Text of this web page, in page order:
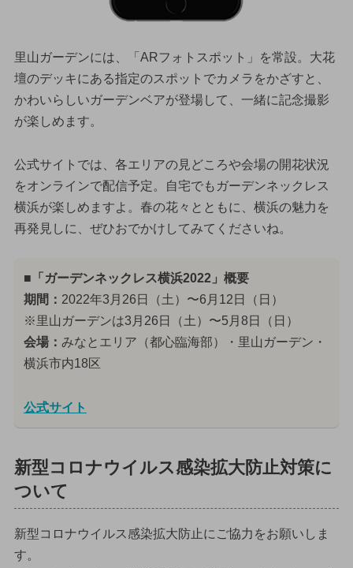
里山ガーデンには、「ARフォトスポット」を常設。大花
壇のデッキにある指定のスポットでカメラをかざすと、
かわいらしいガーデンベアが登場して、一緒に記念撮影
が楽しめます。
公式サイトでは、各エリアの見どころや会場の開花状況
をオンラインで配信予定。自宅でもガーデンネックレス
横浜が楽しめますよ。春の花々とともに、横浜の魅力を
再発見しに、ぜひおでかけしてみてくださいね。
■「ガーデンネックレス横浜2022」概要
期間： 2022年3月26日（土）〜6月12日（日）
※里山ガーデンは3月26日（土）〜5月8日（日）
会場： みなとエリア（都心臨海部）・里山ガーデン・
横浜市内18区
公式サイト
新型コロナウイルス感染拡大防止対策に
ついて
新型コロナウイルス感染拡大防止にご協力をお願いしま
す。